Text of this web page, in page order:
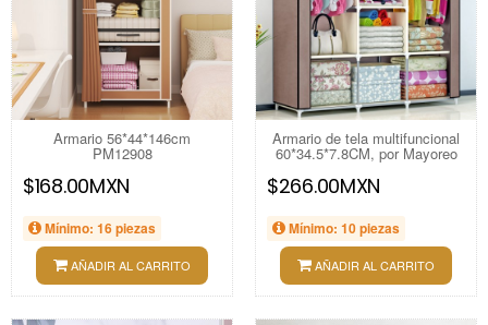
Armario 56*44*146cm
PM12908
$168.00MXN
Mínimo: 16 piezas
AÑADIR AL CARRITO
Armario de tela multifuncional
60*34.5*7.8CM, por Mayoreo
$266.00MXN
Mínimo: 10 piezas
AÑADIR AL CARRITO